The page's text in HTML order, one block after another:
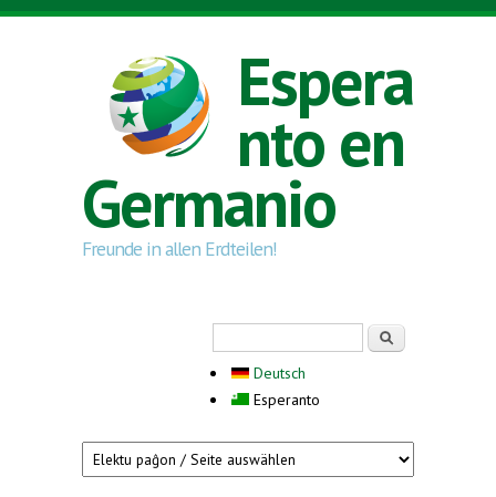
Skip to main content
Espera
nto en
Germanio
Freunde in allen Erdteilen!
Deutsch
Esperanto